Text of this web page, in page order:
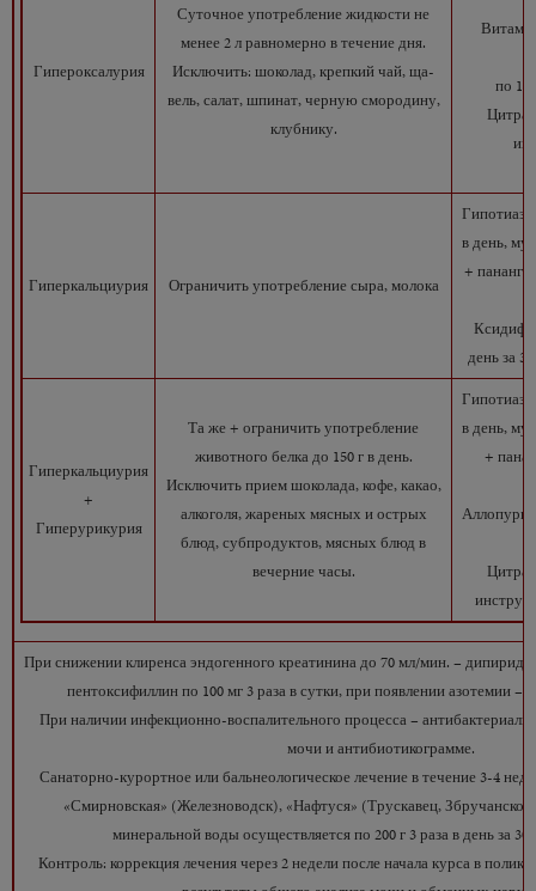
Гипероксалурия
Суточное употребление жидкости не
менее 2 л равномерно в течение дня.
Исключить: шоколад, крепкий чай, ща-
вель, салат, шпинат, черную смородину,
клубнику.
по 1
Гиперкальциурия Ограничить употребление сыра, молока
в день,
+
день за
Гиперкальциурия
+
Гиперурикурия
Та же + ограничить употребление
животного белка до 150 г в день.
Исключить прием шоколада, кофе, какао,
алкоголя, жареных мясных и острых
блюд, субпродуктов, мясных блюд в
вечерние часы.
в день,
+
При снижении клиренса эндогенного креатинина до 70 мл/мин. –
пентоксифиллин по 100 мг 3 раза в сутки, при появлении азотемии –
При наличии инфекционно-воспалительного процесса –
мочи и антибиотикограмме.
Санаторно-курортное или бальнеологическое лечение в течение 3-4
«Смирновская» (Железноводск), «Нафтуся» (Трускавец,
минеральной воды осуществляется по 200 г 3 раза в день за
Контроль: коррекция лечения через 2 недели после начала курса в